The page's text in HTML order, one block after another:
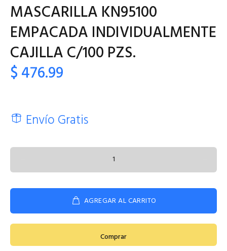
MASCARILLA KN95100
EMPACADA INDIVIDUALMENTE
CAJILLA C/100 PZS.
$ 476.99
Envío Gratis
AGREGAR AL CARRITO
Comprar